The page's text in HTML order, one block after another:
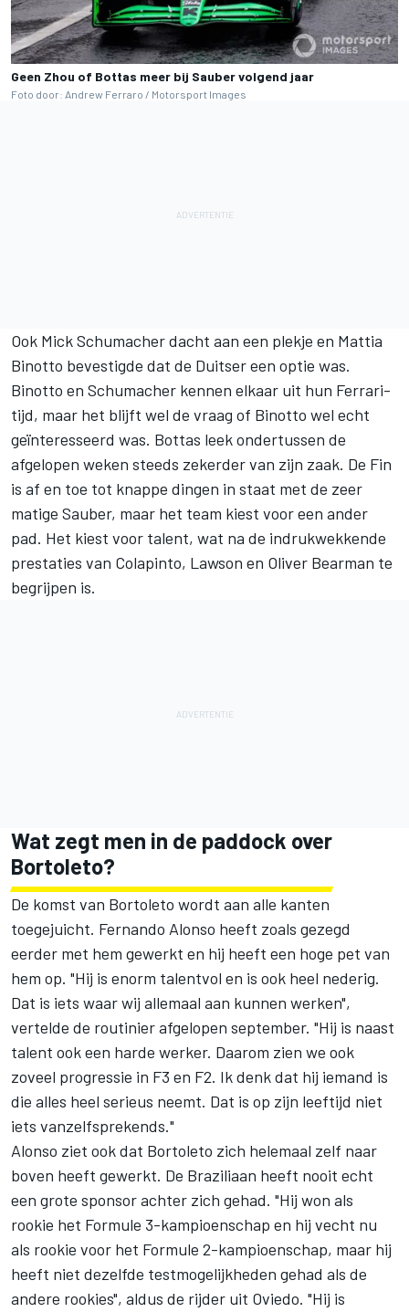
Geen Zhou of Bottas meer bij Sauber volgend jaar
Foto door: Andrew Ferraro / Motorsport Images
Ook Mick Schumacherdacht aan een plekje en Mattia
Binotto bevestigde dat de Duitser een optie was.
Binotto en Schumacher kennen elkaar uit hun Ferrari-
tijd, maar het blijft wel de vraag of Binotto wel echt
geïnteresseerd was. Bottas leek ondertussen de
afgelopen weken steeds zekerder van zijn zaak. De Fin
is af en toe tot knappe dingen in staat met de zeer
matige Sauber, maar het team kiest voor een ander
pad. Het kiest voor talent, wat na de indrukwekkende
prestaties van Colapinto, Lawson en Oliver Bearman te
begrijpen is.
Wat zegt men in de paddock over
Bortoleto?
De komst van Bortoleto wordt aan alle kanten
toegejuicht. Fernando Alonso heeft zoals gezegd
eerder met hem gewerkt en hij heeft een hoge pet van
hem op. "Hij is enorm talentvol en is ook heel nederig.
Dat is iets waar wij allemaal aan kunnen werken",
vertelde de routinier afgelopen september. "Hij is naast
talent ook een harde werker. Daarom zien we ook
zoveel progressie in F3 en F2. Ik denk dat hij iemand is
die alles heel serieus neemt. Dat is op zijn leeftijd niet
iets vanzelfsprekends."
Alonso ziet ook dat Bortoleto zich helemaal zelf naar
boven heeft gewerkt. De Braziliaan heeft nooit echt
een grote sponsor achter zich gehad. "Hij won als
rookie het Formule 3-kampioenschap en hij vecht nu
als rookie voor het Formule 2-kampioenschap, maar hij
heeft niet dezelfde testmogelijkheden gehad als de
andere rookies", aldus de rijder uit Oviedo. "Hij is